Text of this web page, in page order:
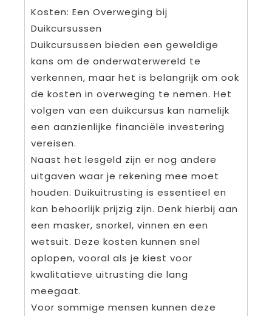
Kosten: Een Overweging bij
Duikcursussen
Duikcursussen bieden een geweldige
kans om de onderwaterwereld te
verkennen, maar het is belangrijk om ook
de kosten in overweging te nemen. Het
volgen van een duikcursus kan namelijk
een aanzienlijke financiële investering
vereisen.
Naast het lesgeld zijn er nog andere
uitgaven waar je rekening mee moet
houden. Duikuitrusting is essentieel en
kan behoorlijk prijzig zijn. Denk hierbij aan
een masker, snorkel, vinnen en een
wetsuit. Deze kosten kunnen snel
oplopen, vooral als je kiest voor
kwalitatieve uitrusting die lang
meegaat.
Voor sommige mensen kunnen deze